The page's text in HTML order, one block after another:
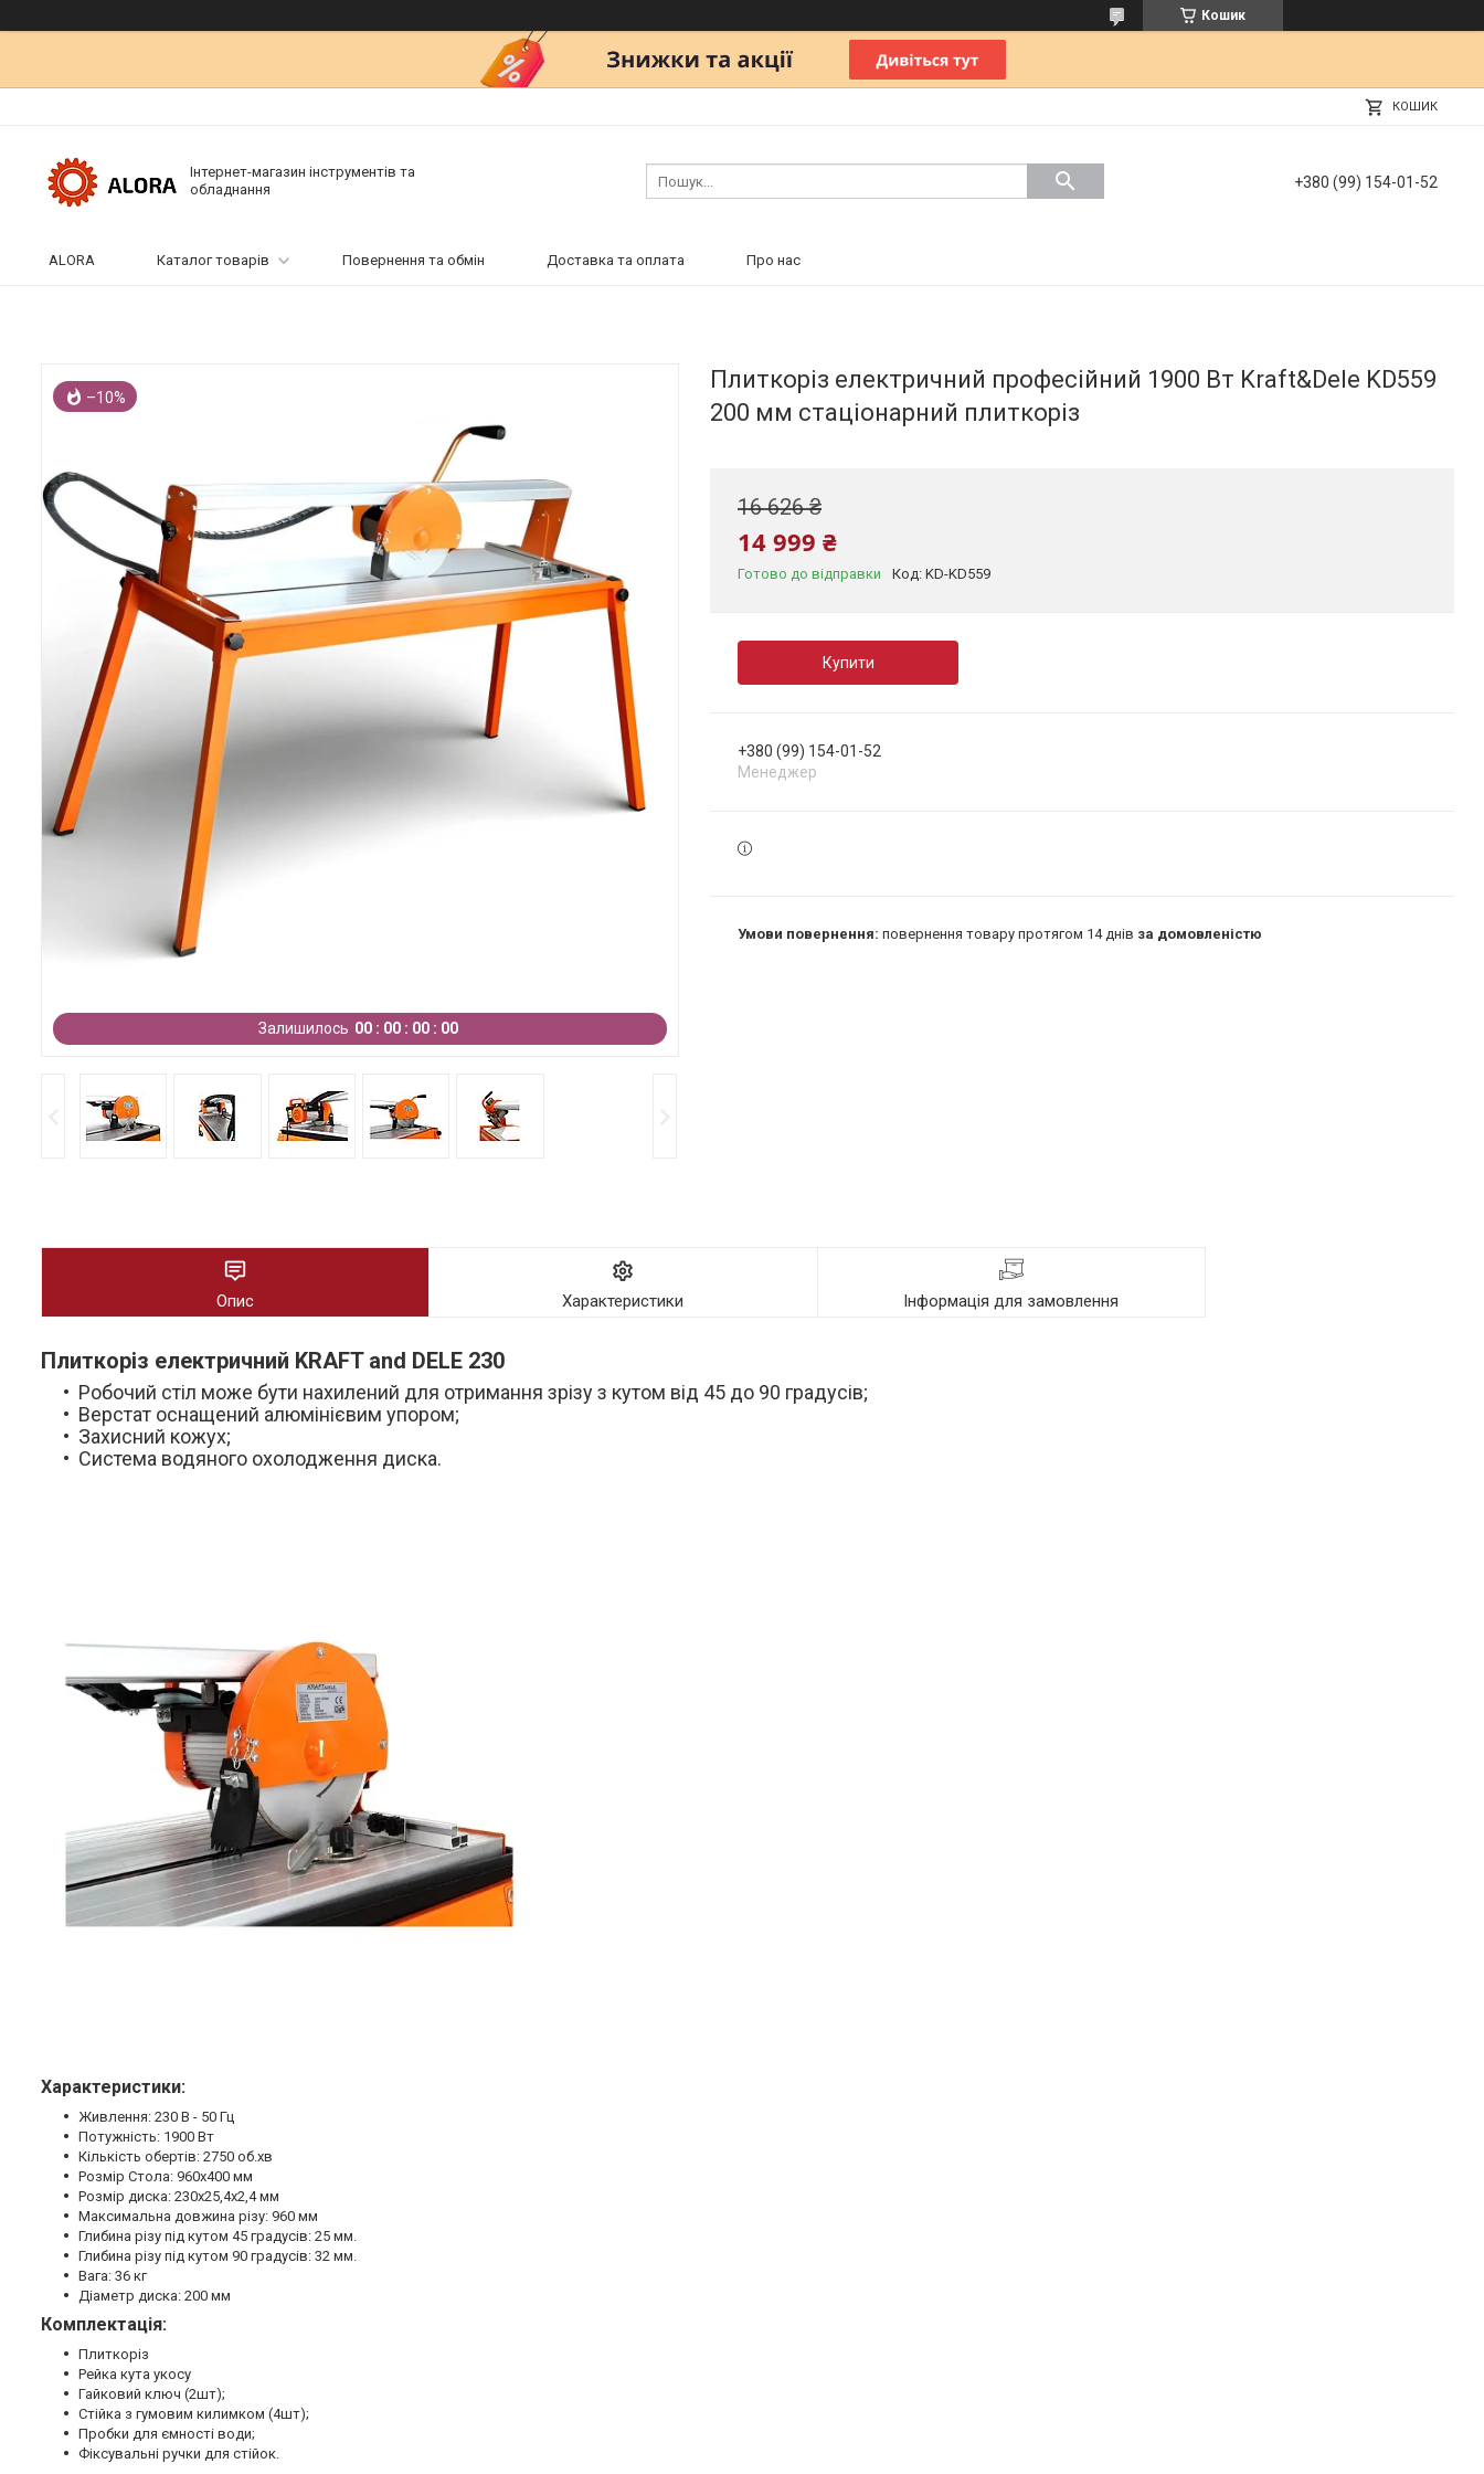
Кошик
КОШИК
Інтернет-магазин інструментів та
обладнання
+380 (99) 154-01-52
ALORA Каталог товарів Повернення та обмін Доставка та оплата Про нас
Залишилось 00 00 00 00
–10%
Плиткоріз електричний професійний 1900 Вт Kraft&Dele KD559
200 мм стаціонарний плиткоріз
16 626 ₴
14 999 ₴
Готово до відправки Код: KD-KD559
Купити
+380 (99) 154-01-52
Менеджер
повернення товару протягом 14 днів за домовленістю
Опис Характеристики Інформація для замовлення
Плиткоріз електричний KRAFT and DELE 230
Робочий стіл може бути нахилений для отримання зрізу з кутом від 45 до 90 градусів;
Верстат оснащений алюмінієвим упором;
Захисний кожух;
Система водяного охолодження диска.
Характеристики:
Живлення: 230 В - 50 Гц
Потужність: 1900 Вт
Кількість обертів: 2750 об.хв
Розмір Стола: 960х400 мм
Розмір диска: 230х25,4х2,4 мм
Максимальна довжина різу: 960 мм
Глибина різу під кутом 45 градусів: 25 мм.
Глибина різу під кутом 90 градусів: 32 мм.
Вага: 36 кг
Діаметр диска: 200 мм
Комплектація:
Плиткоріз
Рейка кута укосу
Гайковий ключ (2шт);
Стійка з гумовим килимком (4шт);
Пробки для ємності води;
Фіксувальні ручки для стійок.